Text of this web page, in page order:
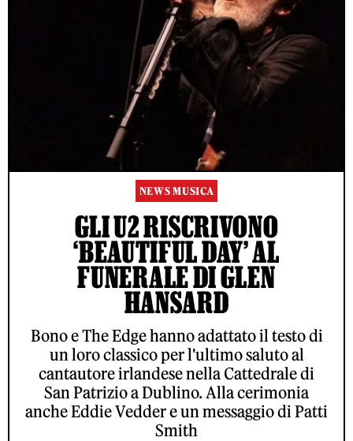
NEWS MUSICA
GLI U2 RISCRIVONO
‘BEAUTIFUL DAY’ AL
FUNERALE DI GLEN
HANSARD
Bono e The Edge hanno adattato il testo di
un loro classico per l'ultimo saluto al
cantautore irlandese nella Cattedrale di
San Patrizio a Dublino. Alla cerimonia
anche Eddie Vedder e un messaggio di Patti
Smith